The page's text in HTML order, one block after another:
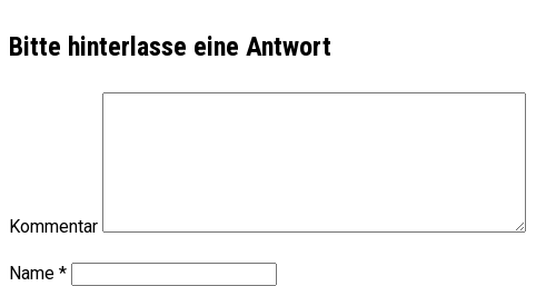
Bitte hinterlasse eine Antwort
Kommentar
Name *